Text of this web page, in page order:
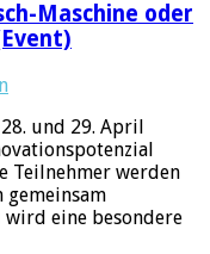
Maschine oder
und 29. April
Teilnehmer werden
gemeinsam
eine besondere